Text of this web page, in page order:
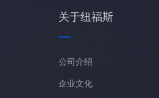
关于纽福斯
公司介绍
企业文化